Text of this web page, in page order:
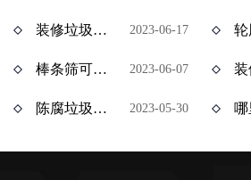
装修垃圾处理用什么设备效果好？多少钱一台？ 2023-06-17
棒条筛可以处理装修垃圾吗？棒条筛设备多少钱？ 2023-06-07
陈腐垃圾处理赚钱吗？陈腐垃圾全套设备多少钱？ 2023-05-30